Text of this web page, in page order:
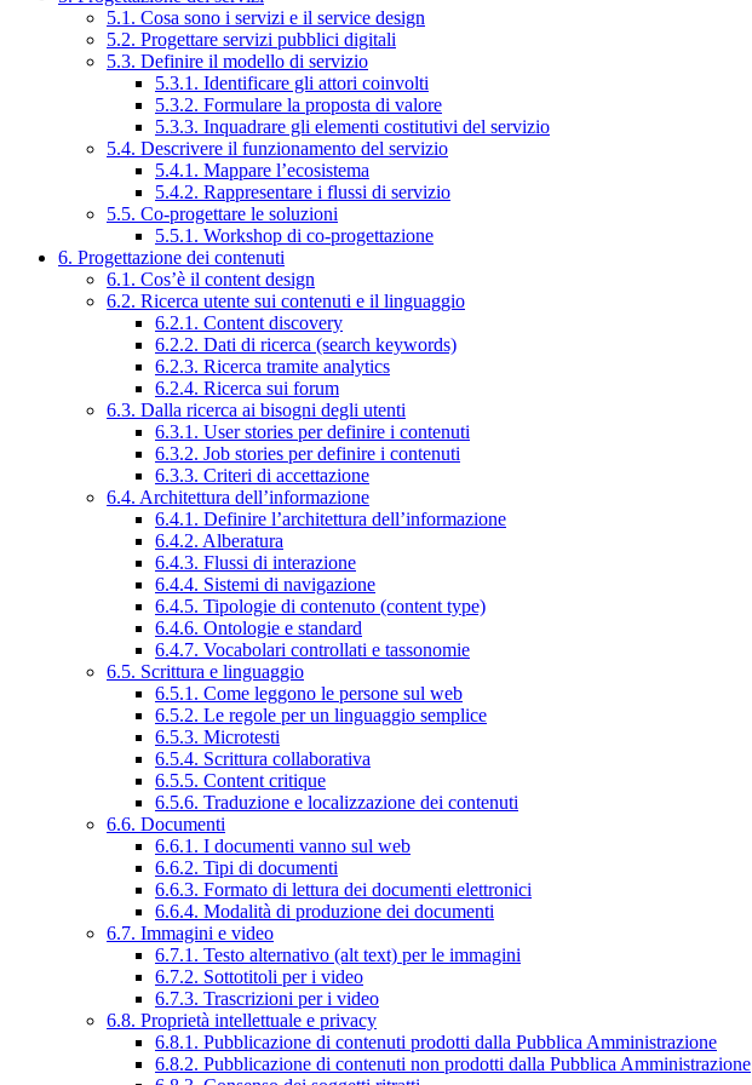
5.1. Cosa sono i servizi e il service design
5.2. Progettare servizi pubblici digitali
5.3. Definire il modello di servizio
5.3.1. Identificare gli attori coinvolti
5.3.2. Formulare la proposta di valore
5.3.3. Inquadrare gli elementi costitutivi del servizio
5.4. Descrivere il funzionamento del servizio
5.4.1. Mappare l’ecosistema
5.4.2. Rappresentare i flussi di servizio
5.5. Co-progettare le soluzioni
5.5.1. Workshop di co-progettazione
6. Progettazione dei contenuti
6.1. Cos’è il content design
6.2. Ricerca utente sui contenuti e il linguaggio
6.2.1. Content discovery
6.2.2. Dati di ricerca (search keywords)
6.2.3. Ricerca tramite analytics
6.2.4. Ricerca sui forum
6.3. Dalla ricerca ai bisogni degli utenti
6.3.1. User stories per definire i contenuti
6.3.2. Job stories per definire i contenuti
6.3.3. Criteri di accettazione
6.4. Architettura dell’informazione
6.4.1. Definire l’architettura dell’informazione
6.4.2. Alberatura
6.4.3. Flussi di interazione
6.4.4. Sistemi di navigazione
6.4.5. Tipologie di contenuto (content type)
6.4.6. Ontologie e standard
6.4.7. Vocabolari controllati e tassonomie
6.5. Scrittura e linguaggio
6.5.1. Come leggono le persone sul web
6.5.2. Le regole per un linguaggio semplice
6.5.3. Microtesti
6.5.4. Scrittura collaborativa
6.5.5. Content critique
6.5.6. Traduzione e localizzazione dei contenuti
6.6. Documenti
6.6.1. I documenti vanno sul web
6.6.2. Tipi di documenti
6.6.3. Formato di lettura dei documenti elettronici
6.6.4. Modalità di produzione dei documenti
6.7. Immagini e video
6.7.1. Testo alternativo (alt text) per le immagini
6.7.2. Sottotitoli per i video
6.7.3. Trascrizioni per i video
6.8. Proprietà intellettuale e privacy
6.8.1. Pubblicazione di contenuti prodotti dalla Pubblica Amministrazione
6.8.2. Pubblicazione di contenuti non prodotti dalla Pubblica Amministrazione